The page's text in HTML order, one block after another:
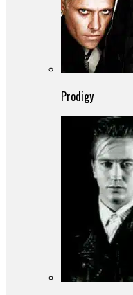
Prodigy